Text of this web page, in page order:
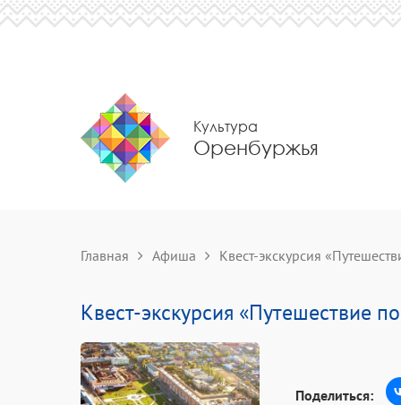
Культура
Оренбуржья
Главная Афиша Квест-экскурсия
Квест-экскурсия «Путешествие
Поделиться: